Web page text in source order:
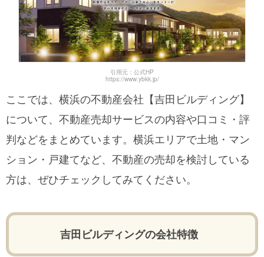
引用元：公式HP
https://www.ybkk.jp/
ここでは、横浜の不動産会社【吉田ビルディング】
について、不動産売却サービスの内容や口コミ・評
判などをまとめています。横浜エリアで土地・マン
ション・戸建てなど、不動産の売却を検討している
方は、ぜひチェックしてみてください。
吉田ビルディングの会社特徴